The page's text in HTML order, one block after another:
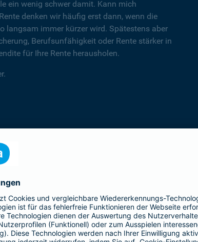
ein wenig schwer damit. Kann mich
denken wir häufig erst dann, wenn die
langsam immer kürzer wird. Spätestens aber
Berufsunfähigkeit oder Rente stärker in
für Ihre Rente herausholen.